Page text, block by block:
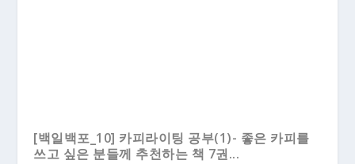
[백일백포_10] 카피라이팅 공부(1)- 좋은 카피를
쓰고 싶은 분들께 추천하는 책 7권...